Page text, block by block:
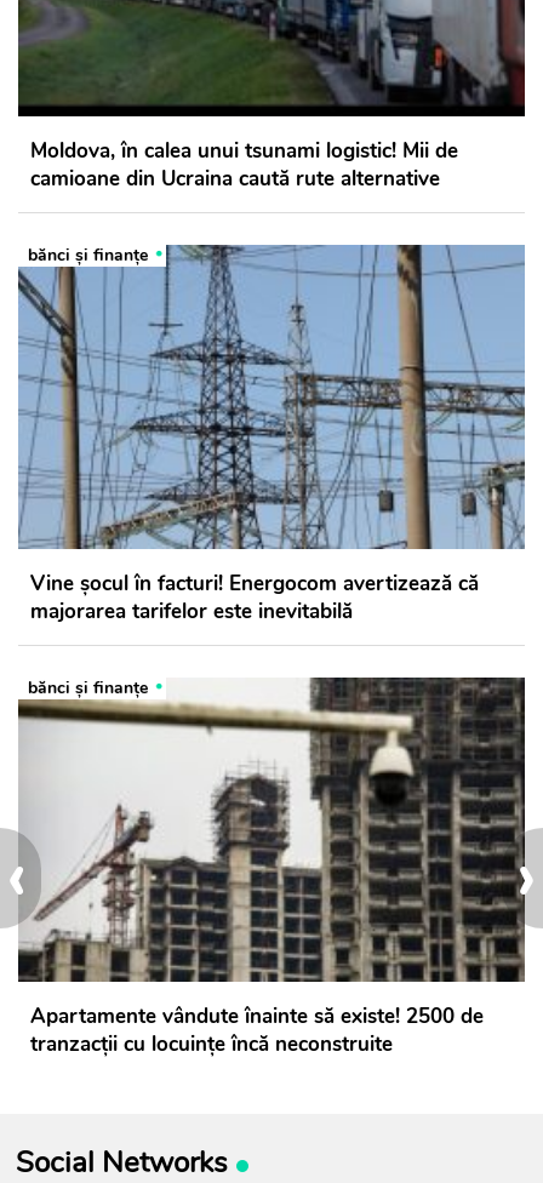
›
‹
Moldova, în calea unui tsunami logistic! Mii de
camioane din Ucraina caută rute alternative
bănci şi finanţe
Vine șocul în facturi! Energocom avertizează că
majorarea tarifelor este inevitabilă
bănci şi finanţe
Apartamente vândute înainte să existe! 2500 de
tranzacții cu locuințe încă neconstruite
Social Networks